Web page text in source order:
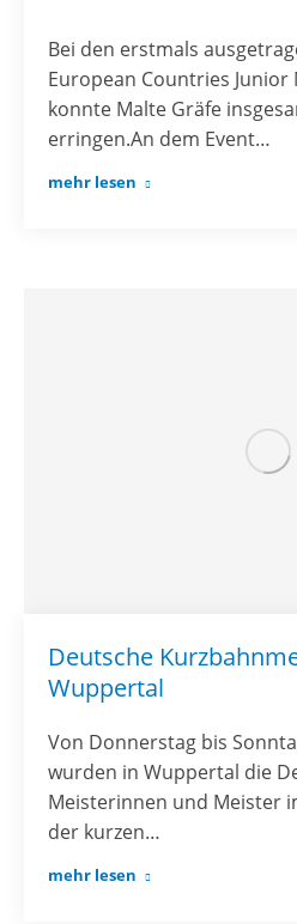
Bei den erstmals
European Countries
konnte Malte Gräfe
erringen.An dem Event…
mehr lesen
Deutsche
Wuppertal
Von Donnerstag bis
wurden in Wuppertal die
Meisterinnen und Meister
der kurzen…
mehr lesen